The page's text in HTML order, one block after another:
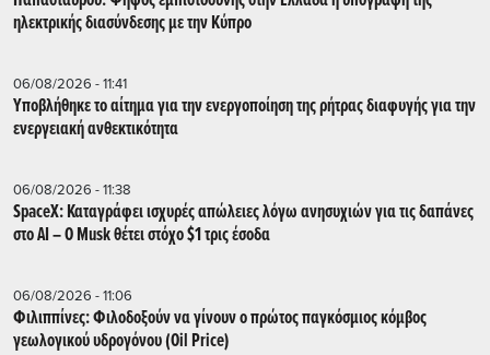
ηλεκτρικής διασύνδεσης με την Κύπρο
06/08/2026 - 11:41
Υποβλήθηκε το αίτημα για την ενεργοποίηση της ρήτρας διαφυγής για την
ενεργειακή ανθεκτικότητα
06/08/2026 - 11:38
SpaceX: Καταγράφει ισχυρές απώλειες λόγω ανησυχιών για τις δαπάνες
στο AI – Ο Musk θέτει στόχο $1 τρις έσοδα
06/08/2026 - 11:06
Φιλιππίνες: Φιλοδοξούν να γίνουν ο πρώτος παγκόσμιος κόμβος
γεωλογικού υδρογόνου (Oil Price)